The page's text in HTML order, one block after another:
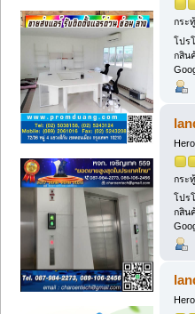
กระ
โปร
กสิน
กระ
โปร
กสิน